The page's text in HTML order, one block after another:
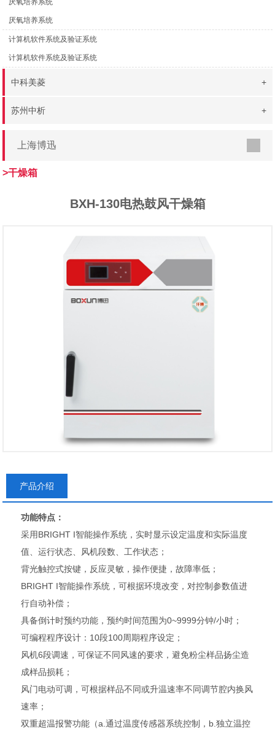
厌氧培养系统
厌氧培养系统
计算机软件系统及验证系统
计算机软件系统及验证系统
中科美菱 +
苏州中析 +
上海博迅
>干燥箱
BXH-130电热鼓风干燥箱
产品介绍
功能特点：
采用BRIGHT I智能操作系统，实时显示设定温度和实际温度
值、运行状态、风机段数、工作状态；
背光触控式按键，反应灵敏，操作便捷，故障率低；
BRIGHT I智能操作系统，可根据环境改变，对控制参数值进
行自动补偿；
具备倒计时预约功能，预约时间范围为0~9999分钟/小时；
可编程程序设计：10段100周期程序设定；
风机6段调速，可保证不同风速的要求，避免粉尘样品扬尘造
成样品损耗；
风门电动可调，可根据样品不同或升温速率不同调节腔内换风
速率；
双重超温报警功能（a.通过温度传感器系统控制，b.独立温控